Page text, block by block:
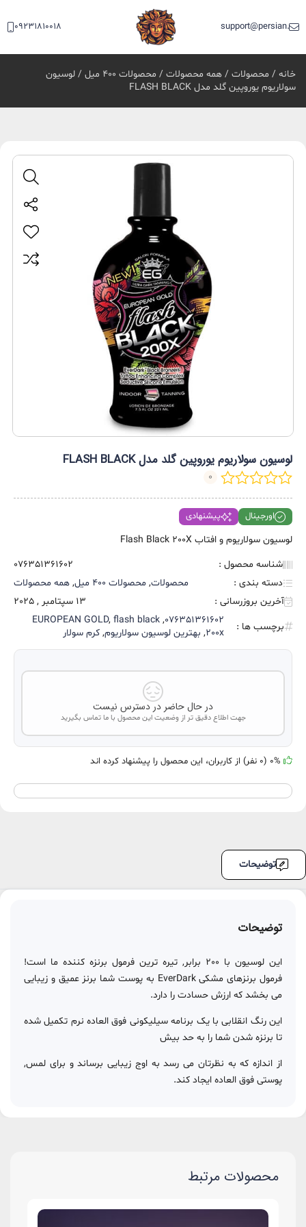
09231810018
خانه / محصولات / همه محصولات / محصولات 400 میل
/ لوسیون
سولاریوم یوروپین گلد مدل FLASH BLACK
لوسیون سولاریوم یوروپین گلد مدل FLASH BLACK
0
اورجینال پیشنهادی
لوسیون سولاریوم و افتاب Flash Black 200X
شناسه محصول :
076351361602
دسته بندی :
محصولات, محصولات 400 میل , همه محصولات
آخرین بروزرسانی :
13 سپتامبر , 2025
برچسب ها :
076351361602
,
EUROPEAN GOLD, flash black
200x
, بهترین لوسیون سولاریوم, کرم سولار
در حال حاضر در دسترس نیست
جهت اطلاع دقیق تر از وضعیت این محصول با ما تماس بگیرید
توضیحات
توضیحات
این لوسیون با 200 برابر, تیره ترین فرمول برنزه کننده ما است!
فرمول برنزهای مشکی EverDark به پوست شما برنز عمیق و زیبایی
می بخشد که ارزش حسادت را دارد.
این رنگ انقلابی با یک برنامه سیلیکونی فوق العاده نرم تکمیل شده
تا برنزه شدن شما را به حد بیش
از اندازه که به نظرتان می رسد به اوج زیبایی برساند و برای لمس,
پوستی فوق العاده ایجاد کند.
محصولات مرتبط